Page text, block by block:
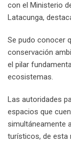
con el Ministerio
Latacunga,
Se pudo conocer
conservación
el pilar
ecosistemas.
Las autoridades
espacios que
simultáneamente
turísticos, de esta